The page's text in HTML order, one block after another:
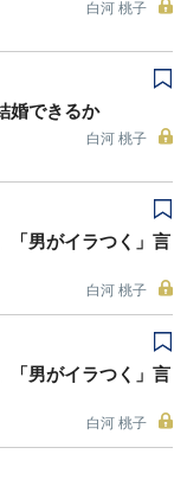
白河 桃子
婚できるか
白河 桃子
「男がイラつく」言
白河 桃子
「男がイラつく」言
白河 桃子